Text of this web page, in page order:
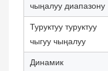
чыңалуу диапазону
Туруктуу туруктуу
чыгуу чыңалуу
Динамик